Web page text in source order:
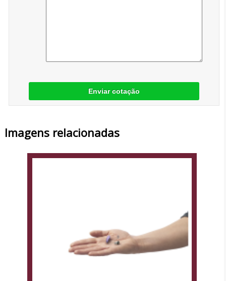
Enviar cotação
Imagens relacionadas